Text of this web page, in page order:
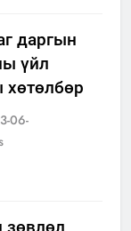
даргын
үйл
хөтөлбөр
06-